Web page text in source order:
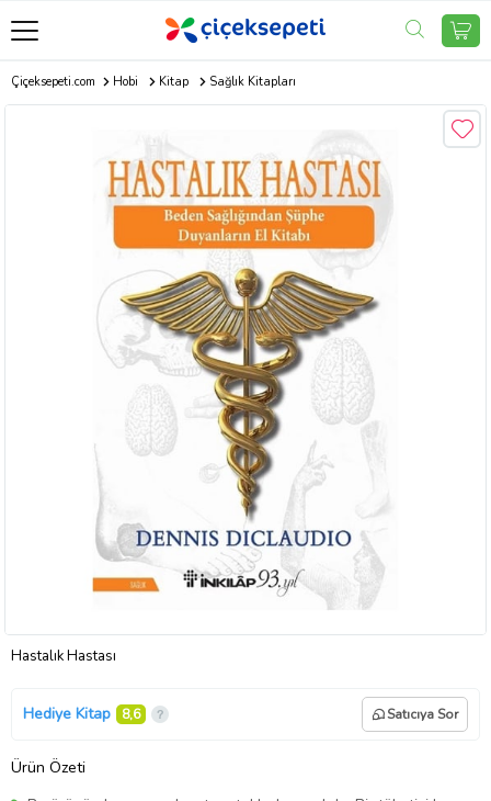
Çiçeksepeti.com Hobi Kitap Sağlık Kitapları
Hastalık Hastası
Hediye Kitap 8,6 Satıcıya Sor
Ürün Özeti